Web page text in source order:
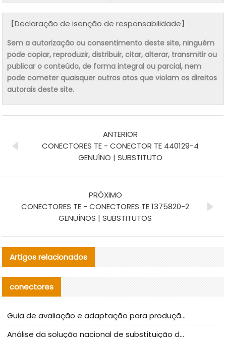
【Declaração de isenção de responsabilidade】
Sem a autorização ou consentimento deste site, ninguém
pode copiar, reproduzir, distribuir, citar, alterar, transmitir ou
publicar o conteúdo, de forma integral ou parcial, nem
pode cometer quaisquer outros atos que violam os direitos
autorais deste site.
ANTERIOR
CONECTORES TE - CONECTOR TE 440129-4
GENUÍNO | SUBSTITUTO
PRÓXIMO
CONECTORES TE - CONECTORES TE 1375820-2
GENUÍNOS | SUBSTITUTOS
Artigos relacionados
conectores
Guia de avaliação e adaptação para produção em massa de componentes de cabos nacionais CNC Tech
Análise da solução nacional de substituição da linha de alta frequência I-PEX